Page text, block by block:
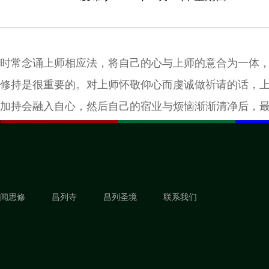
时常念诵上师相应法，将自己的心与上师的意合为一体
修持是很重要的。对上师怀敬仰心而虔诚做祈请的话，
加持会融入自心，然后自己的宿业与烦恼渐渐清净后，
导致不断的轮回和漂泊恶趣之外，对解脱和成佛不会有
闻思修 昌列寺 昌列圣境 联系我们